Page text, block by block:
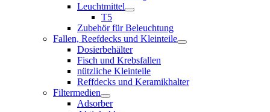
Leuchtmittel
T5
Zubehör für Beleuchtung
Fallen, Reefdecks und Kleinteile
Dosierbehälter
Fisch und Krebsfallen
nützliche Kleinteile
Reffdecks und Keramikhalter
Filtermedien
Adsorber